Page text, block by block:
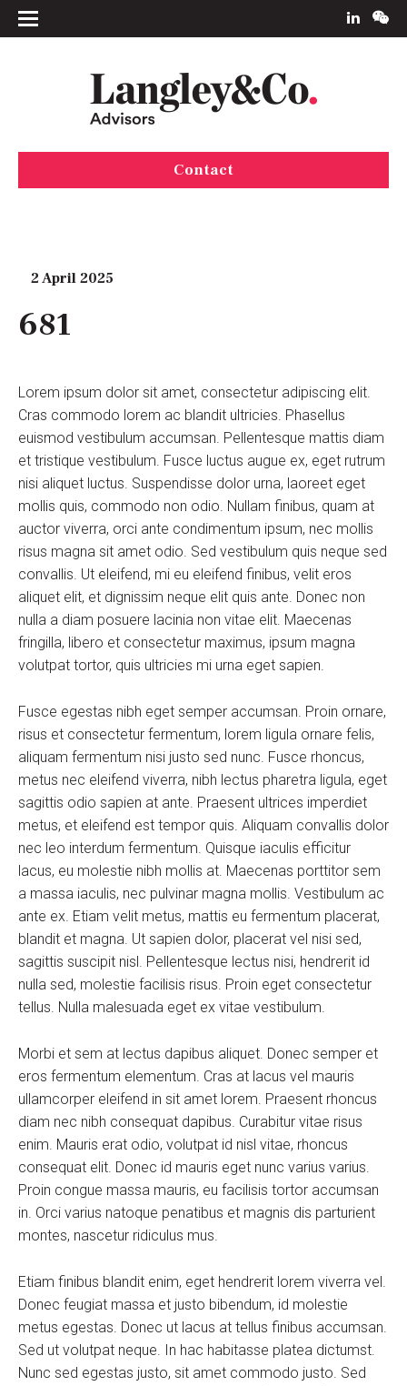
Contact
2 April 2025
681
Lorem ipsum dolor sit amet, consectetur adipiscing elit.
Cras commodo lorem ac blandit ultricies. Phasellus
euismod vestibulum accumsan. Pellentesque mattis diam
et tristique vestibulum. Fusce luctus augue ex, eget rutrum
nisi aliquet luctus. Suspendisse dolor urna, laoreet eget
mollis quis, commodo non odio. Nullam finibus, quam at
auctor viverra, orci ante condimentum ipsum, nec mollis
risus magna sit amet odio. Sed vestibulum quis neque sed
convallis. Ut eleifend, mi eu eleifend finibus, velit eros
aliquet elit, et dignissim neque elit quis ante. Donec non
nulla a diam posuere lacinia non vitae elit. Maecenas
fringilla, libero et consectetur maximus, ipsum magna
volutpat tortor, quis ultricies mi urna eget sapien.
Fusce egestas nibh eget semper accumsan. Proin ornare,
risus et consectetur fermentum, lorem ligula ornare felis,
aliquam fermentum nisi justo sed nunc. Fusce rhoncus,
metus nec eleifend viverra, nibh lectus pharetra ligula, eget
sagittis odio sapien at ante. Praesent ultrices imperdiet
metus, et eleifend est tempor quis. Aliquam convallis dolor
nec leo interdum fermentum. Quisque iaculis efficitur
lacus, eu molestie nibh mollis at. Maecenas porttitor sem
a massa iaculis, nec pulvinar magna mollis. Vestibulum ac
ante ex. Etiam velit metus, mattis eu fermentum placerat,
blandit et magna. Ut sapien dolor, placerat vel nisi sed,
sagittis suscipit nisl. Pellentesque lectus nisi, hendrerit id
nulla sed, molestie facilisis risus. Proin eget consectetur
tellus. Nulla malesuada eget ex vitae vestibulum.
Morbi et sem at lectus dapibus aliquet. Donec semper et
eros fermentum elementum. Cras at lacus vel mauris
ullamcorper eleifend in sit amet lorem. Praesent rhoncus
diam nec nibh consequat dapibus. Curabitur vitae risus
enim. Mauris erat odio, volutpat id nisl vitae, rhoncus
consequat elit. Donec id mauris eget nunc varius varius.
Proin congue massa mauris, eu facilisis tortor accumsan
in. Orci varius natoque penatibus et magnis dis parturient
montes, nascetur ridiculus mus.
Etiam finibus blandit enim, eget hendrerit lorem viverra vel.
Donec feugiat massa et justo bibendum, id molestie
metus egestas. Donec ut lacus at tellus finibus accumsan.
Sed ut volutpat neque. In hac habitasse platea dictumst.
Nunc sed egestas justo, sit amet commodo justo. Sed